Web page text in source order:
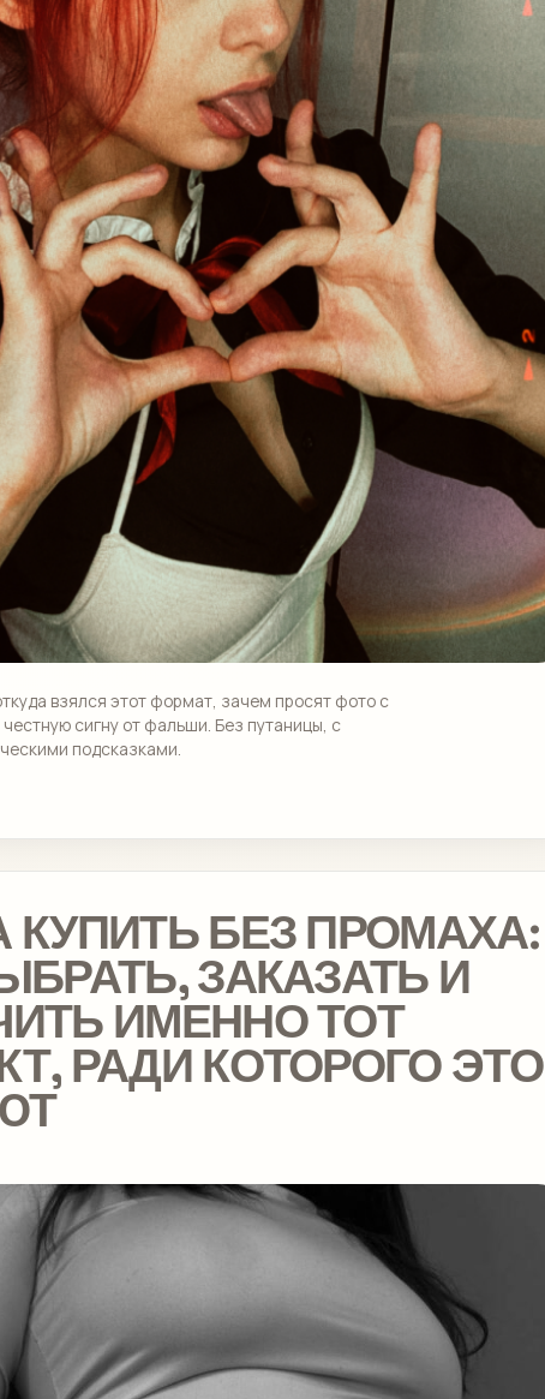
взялся этот формат, зачем просят фото с
сигну от фальши. Без путаницы, с
подсказками.
КУПИТЬ БЕЗ ПРОМАХА:
ЗАКАЗАТЬ И
ИМЕННО ТОТ
РАДИ КОТОРОГО ЭТО